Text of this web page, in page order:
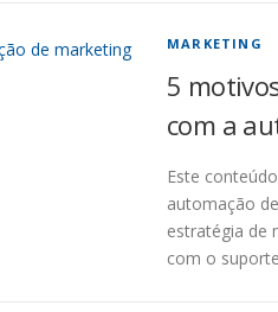
MARKETING
5
com a
Este
automação
estratégia de
com o